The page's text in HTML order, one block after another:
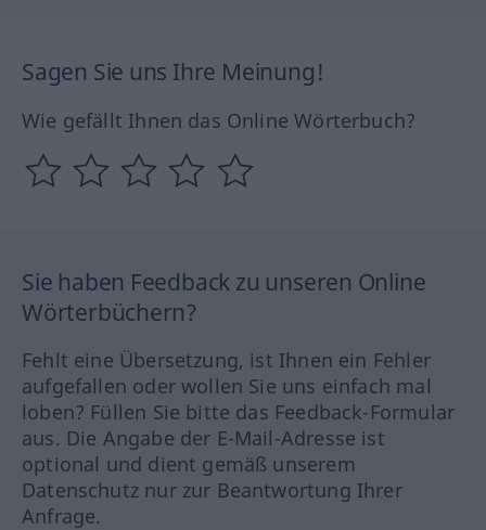
Sagen Sie uns Ihre Meinung!
Wie gefällt Ihnen das Online Wörterbuch?
Sie haben Feedback zu unseren Online
Wörterbüchern?
Fehlt eine Übersetzung, ist Ihnen ein Fehler
aufgefallen oder wollen Sie uns einfach mal
loben? Füllen Sie bitte das Feedback-Formular
aus. Die Angabe der E-Mail-Adresse ist
optional und dient gemäß unserem
Datenschutz nur zur Beantwortung Ihrer
Anfrage.